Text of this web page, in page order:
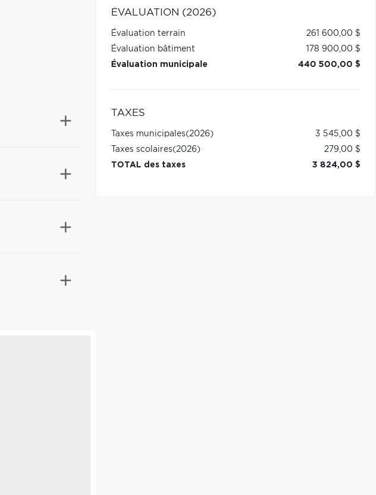
ÉVALUATION (2026)
Évaluation terrain
261 600,00 $
Évaluation bâtiment
178 900,00 $
Évaluation municipale
440 500,00 $
TAXES
Taxes municipales(2026)
3 545,00 $
Taxes scolaires(2026)
279,00 $
TOTAL des taxes
3 824,00 $